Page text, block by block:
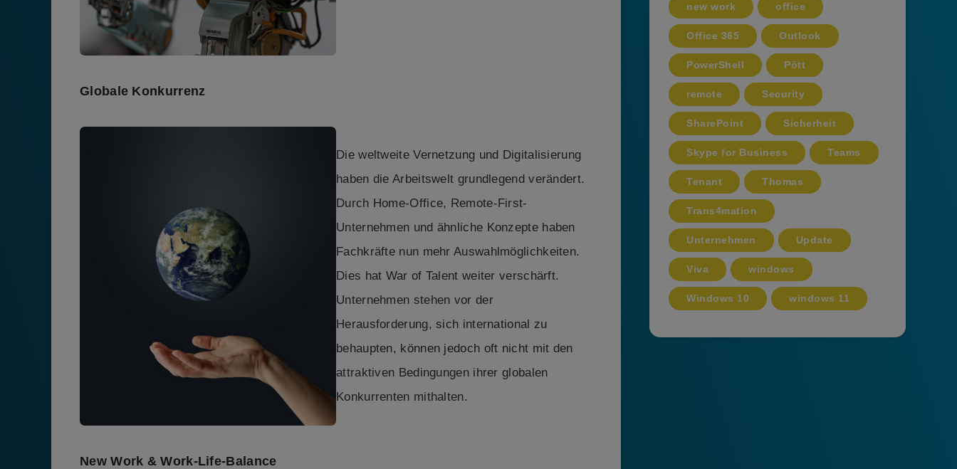
Globale Konkurrenz
Die weltweite Vernetzung und Digitalisierung
haben die Arbeitswelt grundlegend verändert.
Durch Home-Office, Remote-First-
Unternehmen und ähnliche Konzepte haben
Fachkräfte nun mehr Auswahlmöglichkeiten.
Dies hat War of Talent weiter verschärft.
Unternehmen stehen vor der
Herausforderung, sich international zu
behaupten, können jedoch oft nicht mit den
attraktiven Bedingungen ihrer globalen
Konkurrenten mithalten.
New Work & Work-Life-Balance
new work office
Office 365 Outlook
PowerShell Pött
remote Security
SharePoint Sicherheit
Skype for Business Teams
Tenant Thomas
Trans4mation
Unternehmen Update
Viva windows
Windows 10 windows 11